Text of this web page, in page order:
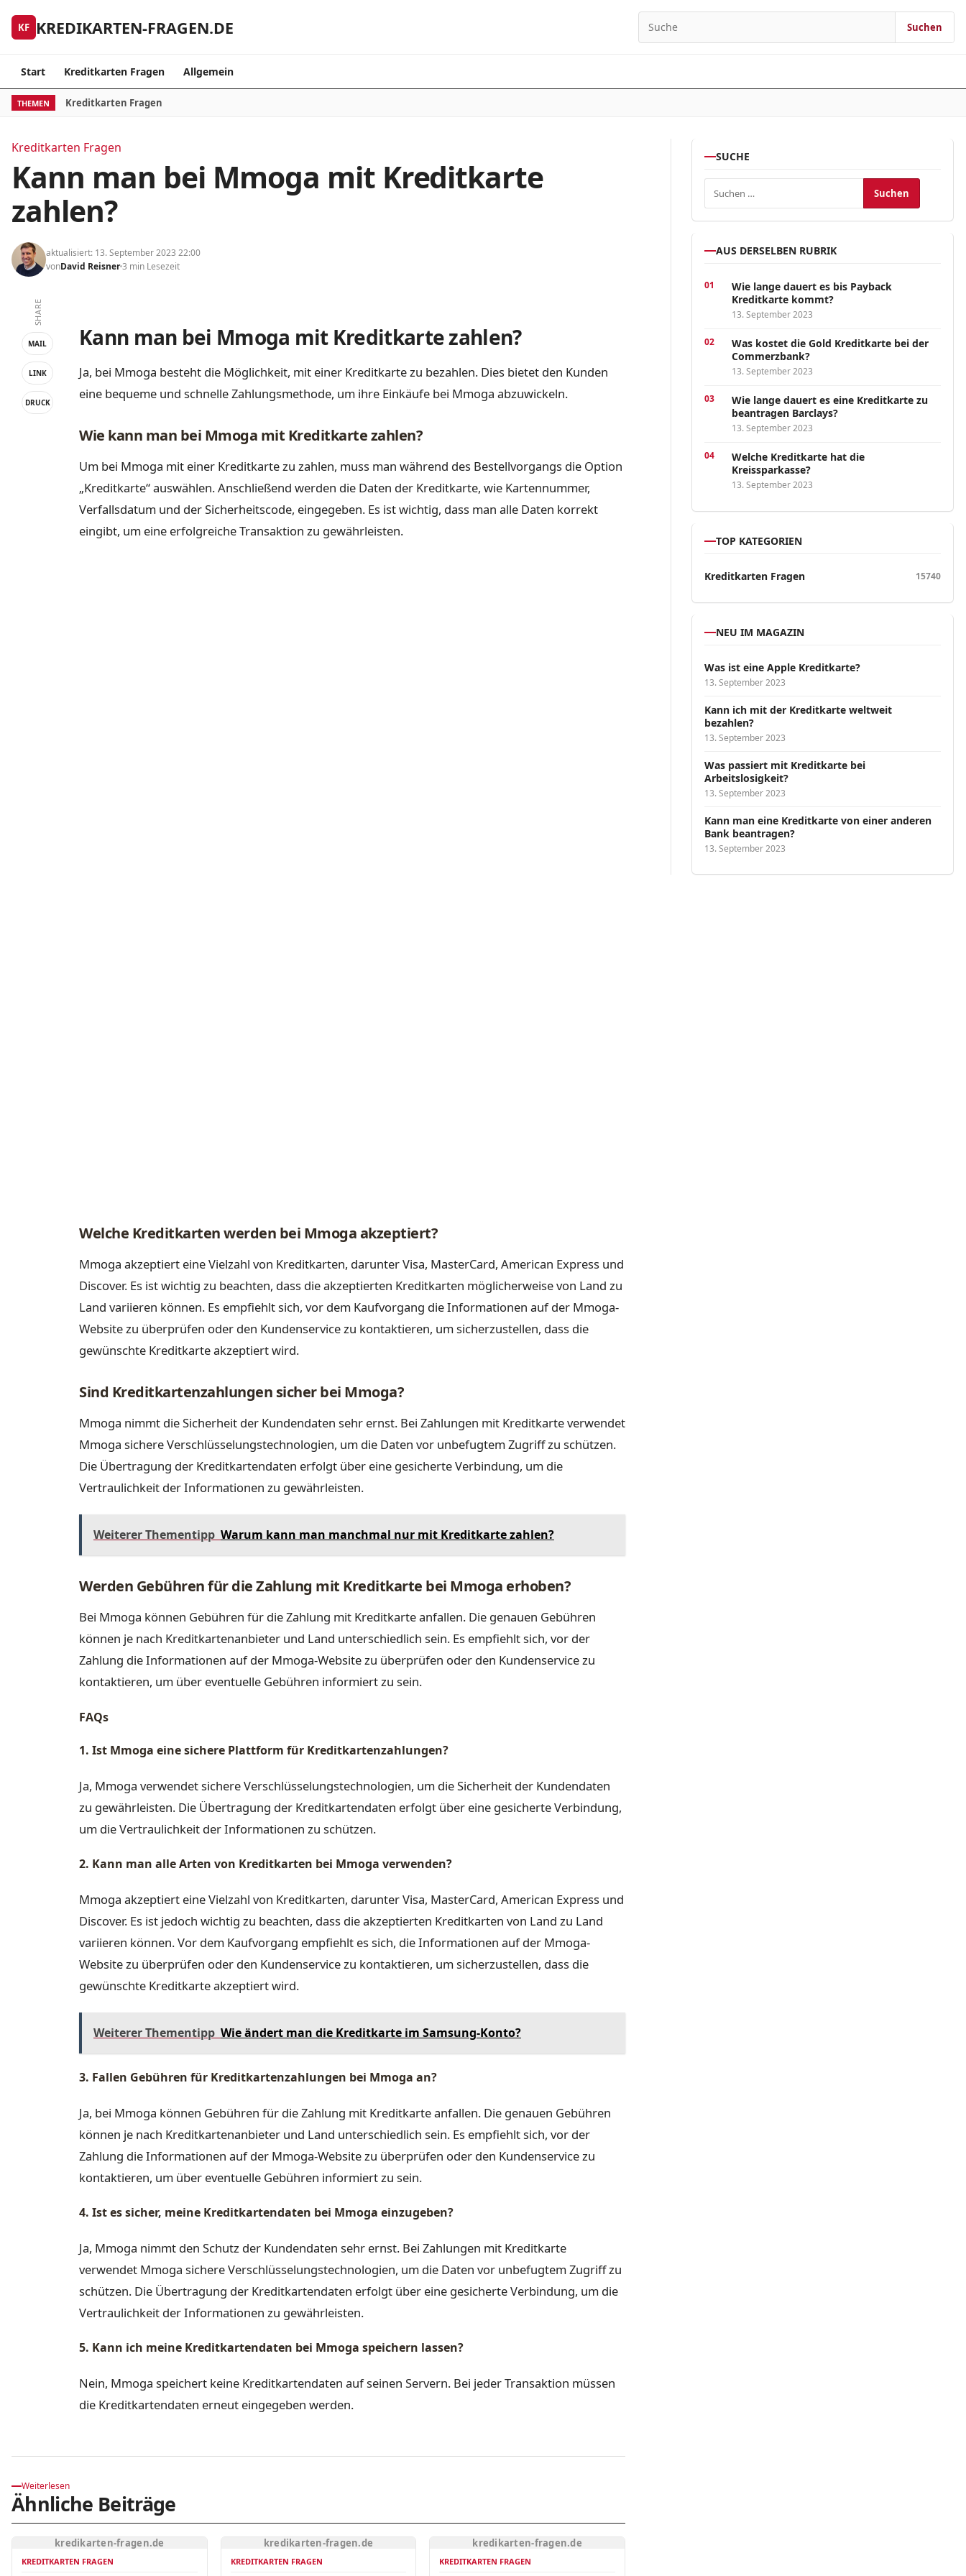
KF KREDIKARTEN-FRAGEN.DE Search for: Suchen
Start Kreditkarten Fragen Allgemein
THEMEN Kreditkarten Fragen
Kreditkarten Fragen
Kann man bei Mmoga mit Kreditkarte
zahlen?
aktualisiert: 13. September 2023 22:00
vonDavid Reisner3 min Lesezeit
SHARE
MAIL
LINK
DRUCK
Kann man bei Mmoga mit Kreditkarte zahlen?
Ja, bei Mmoga besteht die Möglichkeit, mit einer Kreditkarte zu bezahlen. Dies bietet den Kunden
eine bequeme und schnelle Zahlungsmethode, um ihre Einkäufe bei Mmoga abzuwickeln.
Wie kann man bei Mmoga mit Kreditkarte zahlen?
Um bei Mmoga mit einer Kreditkarte zu zahlen, muss man während des Bestellvorgangs die Option
„Kreditkarte“ auswählen. Anschließend werden die Daten der Kreditkarte, wie Kartennummer,
Verfallsdatum und der Sicherheitscode, eingegeben. Es ist wichtig, dass man alle Daten korrekt
eingibt, um eine erfolgreiche Transaktion zu gewährleisten.
Welche Kreditkarten werden bei Mmoga akzeptiert?
Mmoga akzeptiert eine Vielzahl von Kreditkarten, darunter Visa, MasterCard, American Express und
Discover. Es ist wichtig zu beachten, dass die akzeptierten Kreditkarten möglicherweise von Land zu
Land variieren können. Es empfiehlt sich, vor dem Kaufvorgang die Informationen auf der Mmoga-
Website zu überprüfen oder den Kundenservice zu kontaktieren, um sicherzustellen, dass die
gewünschte Kreditkarte akzeptiert wird.
Sind Kreditkartenzahlungen sicher bei Mmoga?
Mmoga nimmt die Sicherheit der Kundendaten sehr ernst. Bei Zahlungen mit Kreditkarte verwendet
Mmoga sichere Verschlüsselungstechnologien, um die Daten vor unbefugtem Zugriff zu schützen.
Die Übertragung der Kreditkartendaten erfolgt über eine gesicherte Verbindung, um die
Vertraulichkeit der Informationen zu gewährleisten.
Weiterer Thementipp Warum kann man manchmal nur mit Kreditkarte zahlen?
Werden Gebühren für die Zahlung mit Kreditkarte bei Mmoga erhoben?
Bei Mmoga können Gebühren für die Zahlung mit Kreditkarte anfallen. Die genauen Gebühren
können je nach Kreditkartenanbieter und Land unterschiedlich sein. Es empfiehlt sich, vor der
Zahlung die Informationen auf der Mmoga-Website zu überprüfen oder den Kundenservice zu
kontaktieren, um über eventuelle Gebühren informiert zu sein.
FAQs
1. Ist Mmoga eine sichere Plattform für Kreditkartenzahlungen?
Ja, Mmoga verwendet sichere Verschlüsselungstechnologien, um die Sicherheit der Kundendaten
zu gewährleisten. Die Übertragung der Kreditkartendaten erfolgt über eine gesicherte Verbindung,
um die Vertraulichkeit der Informationen zu schützen.
2. Kann man alle Arten von Kreditkarten bei Mmoga verwenden?
Mmoga akzeptiert eine Vielzahl von Kreditkarten, darunter Visa, MasterCard, American Express und
Discover. Es ist jedoch wichtig zu beachten, dass die akzeptierten Kreditkarten von Land zu Land
variieren können. Vor dem Kaufvorgang empfiehlt es sich, die Informationen auf der Mmoga-
Website zu überprüfen oder den Kundenservice zu kontaktieren, um sicherzustellen, dass die
gewünschte Kreditkarte akzeptiert wird.
Weiterer Thementipp Wie ändert man die Kreditkarte im Samsung-Konto?
3. Fallen Gebühren für Kreditkartenzahlungen bei Mmoga an?
Ja, bei Mmoga können Gebühren für die Zahlung mit Kreditkarte anfallen. Die genauen Gebühren
können je nach Kreditkartenanbieter und Land unterschiedlich sein. Es empfiehlt sich, vor der
Zahlung die Informationen auf der Mmoga-Website zu überprüfen oder den Kundenservice zu
kontaktieren, um über eventuelle Gebühren informiert zu sein.
4. Ist es sicher, meine Kreditkartendaten bei Mmoga einzugeben?
Ja, Mmoga nimmt den Schutz der Kundendaten sehr ernst. Bei Zahlungen mit Kreditkarte
verwendet Mmoga sichere Verschlüsselungstechnologien, um die Daten vor unbefugtem Zugriff zu
schützen. Die Übertragung der Kreditkartendaten erfolgt über eine gesicherte Verbindung, um die
Vertraulichkeit der Informationen zu gewährleisten.
5. Kann ich meine Kreditkartendaten bei Mmoga speichern lassen?
Nein, Mmoga speichert keine Kreditkartendaten auf seinen Servern. Bei jeder Transaktion müssen
die Kreditkartendaten erneut eingegeben werden.
Weiterlesen
Ähnliche Beiträge
kredikarten-fragen.de
KREDITKARTEN FRAGEN
kredikarten-fragen.de
KREDITKARTEN FRAGEN
kredikarten-fragen.de
KREDITKARTEN FRAGEN
SUCHE
Suchen nach:
AUS DERSELBEN RUBRIK
Wie lange dauert es bis Payback
Kreditkarte kommt?
13. September 2023
Was kostet die Gold Kreditkarte bei der
Commerzbank?
13. September 2023
Wie lange dauert es eine Kreditkarte zu
beantragen Barclays?
13. September 2023
Welche Kreditkarte hat die
Kreissparkasse?
13. September 2023
TOP KATEGORIEN
Kreditkarten Fragen 15740
NEU IM MAGAZIN
Was ist eine Apple Kreditkarte?
13. September 2023
Kann ich mit der Kreditkarte weltweit
bezahlen?
13. September 2023
Was passiert mit Kreditkarte bei
Arbeitslosigkeit?
13. September 2023
Kann man eine Kreditkarte von einer anderen
Bank beantragen?
13. September 2023